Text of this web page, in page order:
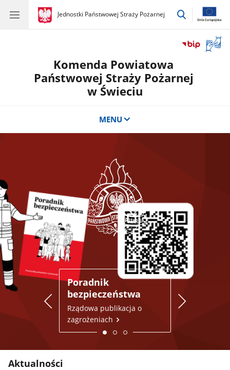
gov.pl
Jednostki Państwowej Straży Pożarnej
gov.pl
Jednostki
przejdź
okno
Komenda Powiatowa
Państwowej Straży Pożarnej
w Świeciu
MENU
Poradnik
bezpieczeństwa
Rządowa publikacja o
zagrożeniach
Miejsca
aplikacja
Aktualności